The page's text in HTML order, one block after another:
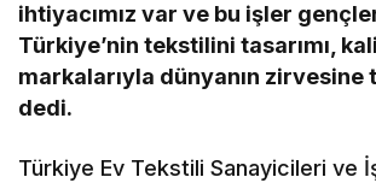
ihtiyacımız var ve bu işler
Türkiye’nin tekstilini tasarımı,
markalarıyla dünyanın zirvesine
dedi.
Türkiye Ev Tekstili Sanayicileri ve